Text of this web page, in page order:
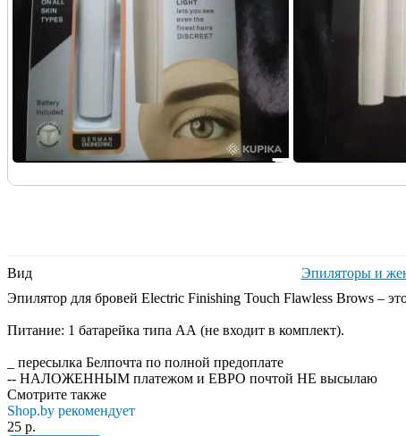
Вид
Эпиляторы и
Эпилятор для бровей Electric Finishing Touch Flawless Brows –
Питание: 1 батарейка типа АА (не входит в комплект).
_ пересылка Белпочта по полной предоплате
-- НАЛОЖЕННЫМ платежом и ЕВРО почтой НЕ высылаю
Смотрите также
Shop.by рекомендует
25 р.